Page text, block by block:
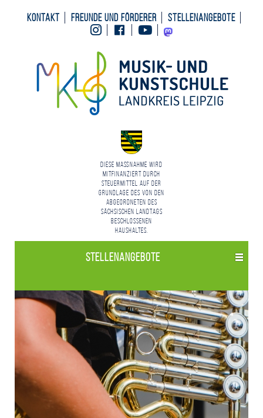
Kontakt Freunde und Förderer
Stellenangebote
InstagramFacebookYoutubeMastodon
Diese Maßnahme wird
mitfinanziert durch
Steuermittel auf der
Grundlage des von den
Abgeordneten des
Sächsischen Landtags
beschlossenen
Haushaltes.
Stellenangebote